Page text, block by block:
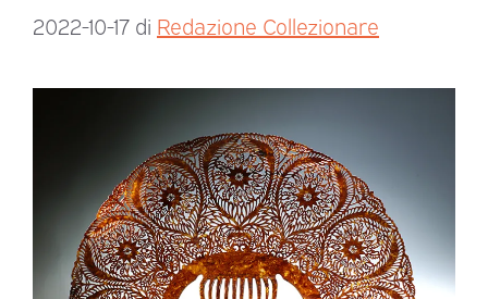
2022-10-17 di Redazione Collezionare